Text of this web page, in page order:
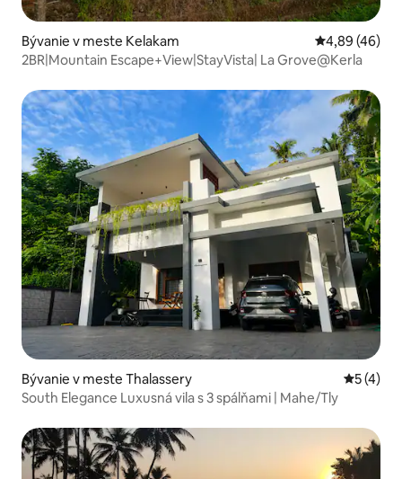
Bývanie v meste Kelakam Priemerné
4,89 (46)
2BR|Mountain Escape+View|StayVista| La Grove@Kerla
Bývanie v meste Thalassery
5 (4)
South Elegance Luxusná vila s 3 spálňami | Mahe/Tly